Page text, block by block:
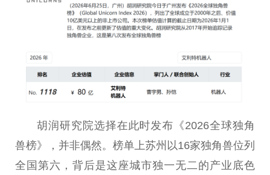
胡润研究院选择在此时发布《2026全球独角
兽榜》，并非偶然。榜单上苏州以16家独角兽位列
全国第六，背后是这座城市独一无二的产业底色